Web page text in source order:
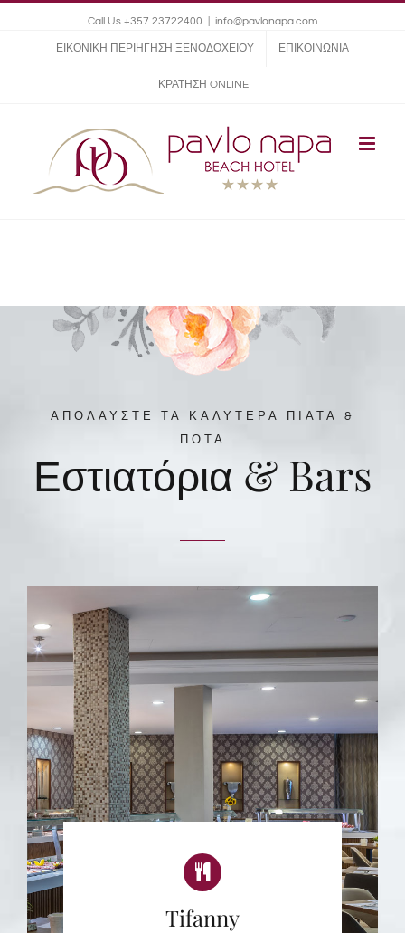
Call Us +357 23722400 info@pavlonapa.com
ΕΙΚΟΝΙΚΗ ΠΕΡΙΗΓΗΣΗ ΞΕΝΟΔΟΧΕΙΟΥ ΕΠΙΚΟΙΝΩΝΙΑ
ΚΡΑΤΗΣΗ ONLINE
ΑΠΟΛΑΥΣΤΕ ΤΑ ΚΑΛΥΤΕΡΑ ΠΙΑΤΑ &
ΠΟΤΑ
Εστιατόρια & Bars
Tifanny